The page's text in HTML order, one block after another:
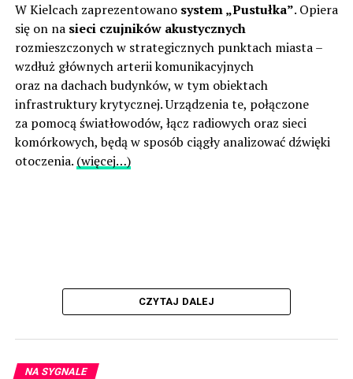
W Kielcach zaprezentowano system „Pustułka”. Opiera
się on na sieci czujników akustycznych
rozmieszczonych w strategicznych punktach miasta –
wzdłuż głównych arterii komunikacyjnych
oraz na dachach budynków, w tym obiektach
infrastruktury krytycznej. Urządzenia te, połączone
za pomocą światłowodów, łącz radiowych oraz sieci
komórkowych, będą w sposób ciągły analizować dźwięki
otoczenia. (więcej…)
CZYTAJ DALEJ
NA SYGNALE